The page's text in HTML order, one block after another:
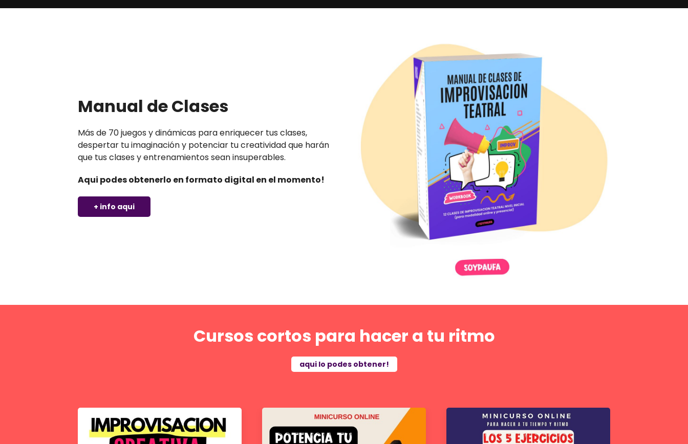
Manual de Clases
Más de 70 juegos y dinámicas para enriquecer tus clases,
despertar tu imaginación y potenciar tu creatividad que harán
que tus clases y entrenamientos sean insuperables.
Aqui podes obtenerlo en formato digital en el momento!
+ info aqui
Cursos cortos para hacer a tu ritmo
aqui lo podes obtener!